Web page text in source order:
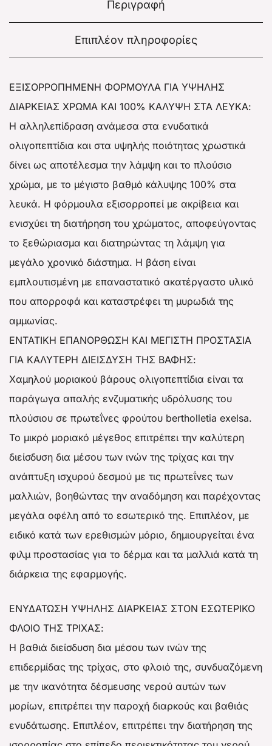
Περιγραφή
Επιπλέον πληροφορίες
ΕΞΙΣΟΡΡΟΠΗΜΕΝΗ ΦΟΡΜΟΥΛΑ ΓΙΑ ΥΨΗΛΗΣ
ΔΙΑΡΚΕΙΑΣ ΧΡΩΜΑ ΚΑΙ 100% ΚΑΛΥΨΗ ΣΤΑ ΛΕΥΚΑ:
Η αλληλεπίδραση ανάμεσα στα ενυδατικά
ολιγοπεπτίδια και στα υψηλής ποιότητας χρωστικά
δίνει ως αποτέλεσμα την λάμψη και το πλούσιο
χρώμα, με το μέγιστο βαθμό κάλυψης 100% στα
λευκά. Η φόρμουλα εξισορροπεί με ακρίβεια και
ενισχύει τη διατήρηση του χρώματος, αποφεύγοντας
το ξεθώριασμα και διατηρώντας τη λάμψη για
μεγάλο χρονικό διάστημα. Η βάση είναι
εμπλουτισμένη με επαναστατικό ακατέργαστο υλικό
που απορροφά και καταστρέφει τη μυρωδιά της
αμμωνίας.
ΕΝΤΑΤΙΚΗ ΕΠΑΝΟΡΘΩΣΗ ΚΑΙ ΜΕΓΙΣΤΗ ΠΡΟΣΤΑΣΙΑ
ΓΙΑ ΚΑΛΥΤΕΡΗ ΔΙΕΙΣΔΥΣΗ ΤΗΣ ΒΑΦΗΣ:
Χαμηλού μοριακού βάρους ολιγοπεπτίδια είναι τα
παράγωγα απαλής ενζυματικής υδρόλυσης του
πλούσιου σε πρωτεΐνες φρούτου bertholletia exelsa.
Το μικρό μοριακό μέγεθος επιτρέπει την καλύτερη
διείσδυση δια μέσου των ινών της τρίχας και την
ανάπτυξη ισχυρού δεσμού με τις πρωτεΐνες των
μαλλιών, βοηθώντας την αναδόμηση και παρέχοντας
μεγάλα οφέλη από το εσωτερικό της. Επιπλέον, με
ειδικό κατά των ερεθισμών μόριο, δημιουργείται ένα
φιλμ προστασίας για το δέρμα και τα μαλλιά κατά τη
διάρκεια της εφαρμογής.
ΕΝΥΔΑΤΩΣΗ ΥΨΗΛΗΣ ΔΙΑΡΚΕΙΑΣ ΣΤΟΝ ΕΣΩΤΕΡΙΚΟ
ΦΛΟΙΟ ΤΗΣ ΤΡΙΧΑΣ:
Η βαθιά διείσδυση δια μέσου των ινών της
επιδερμίδας της τρίχας, στο φλοιό της, συνδυαζόμενη
με την ικανότητα δέσμευσης νερού αυτών των
μορίων, επιτρέπει την παροχή διαρκούς και βαθιάς
ενυδάτωσης. Επιπλέον, επιτρέπει την διατήρηση της